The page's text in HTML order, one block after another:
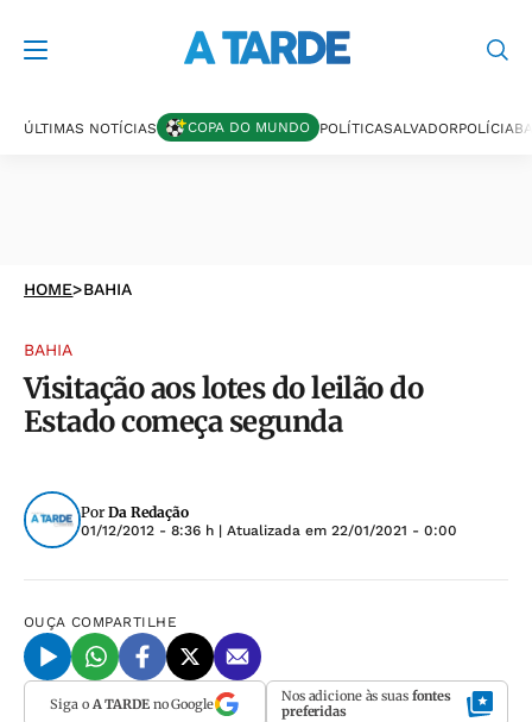
ÚLTIMAS NOTÍCIAS COPA DO MUNDO POLÍTICASALVADORPOLÍCIA
HOME>BAHIA
BAHIA
Visitação aos lotes do leilão do
Estado começa segunda
Por Da Redação
01/12/2012 - 8:36 h | Atualizada em 22/01/2021 - 0:00
OUÇA COMPARTILHE
Siga o A TARDEno Google Nos adicione às suas fontes
preferidas